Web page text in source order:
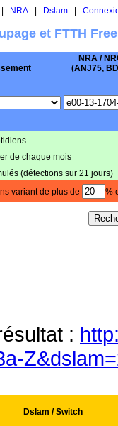
NRA| Dslam|
et FTTH
NRA /
(ANJ75,
de chaque mois
(détections sur 21 jours)
variant de plus de %
:
Dslam / Switch